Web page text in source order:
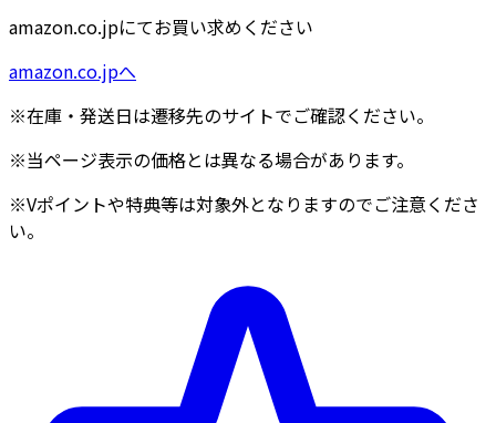
amazon.co.jpにてお買い求めください
amazon.co.jpへ
※在庫・発送日は遷移先のサイトでご確認ください。
※当ページ表示の価格とは異なる場合があります。
※Vポイントや特典等は対象外となりますのでご注意くださ
い。